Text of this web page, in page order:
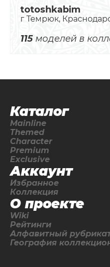
totoshkabim
г Темрюк,
115 моделей в
Каталог
Mainline
Themed
Character
Premium
Exclusive
Аккаунт
Избранное
Коллекция
О проекте
Wiki
Рейтинги
Алфавитный
География